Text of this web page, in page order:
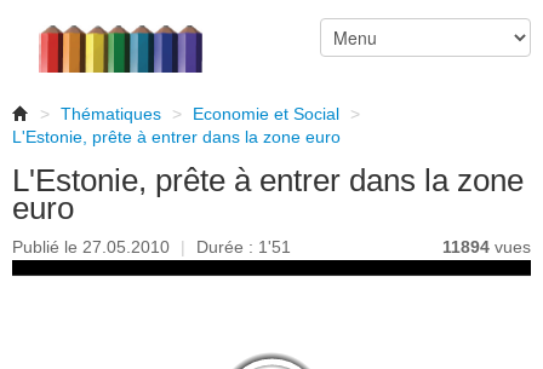
> Thématiques > Economie et Social
>
L'Estonie, prête à entrer dans la zone euro
L'Estonie, prête à entrer dans la zone
euro
Publié le 27.05.2010 | Durée : 1'51 11894 vues